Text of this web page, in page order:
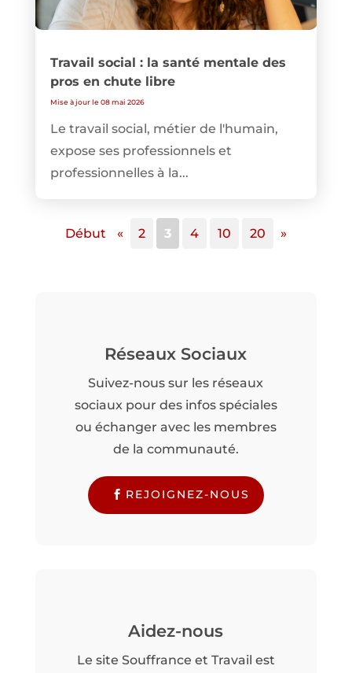
Travail social : la santé mentale des
pros en chute libre
Mise à jour le 08 mai 2026
Le travail social, métier de l'humain,
expose ses professionnels et
professionnelles à la...
Début « 2 3 4 10 20 »
Réseaux Sociaux
Suivez-nous sur les réseaux
sociaux pour des infos spéciales
ou échanger avec les membres
de la communauté.
REJOIGNEZ-NOUS
Aidez-nous
Le site Souffrance et Travail est